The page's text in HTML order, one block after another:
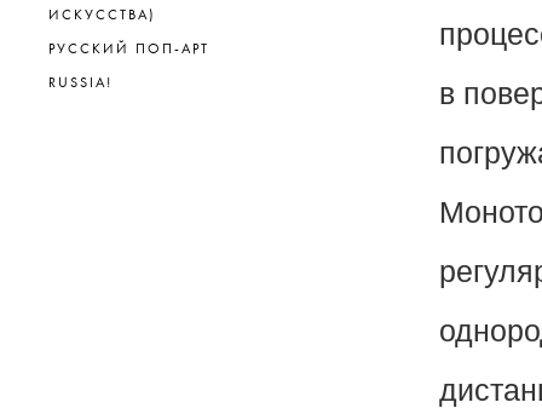
ИСКУССТВА)
РУССКИЙ ПОП-АРТ
RUSSIA!
в